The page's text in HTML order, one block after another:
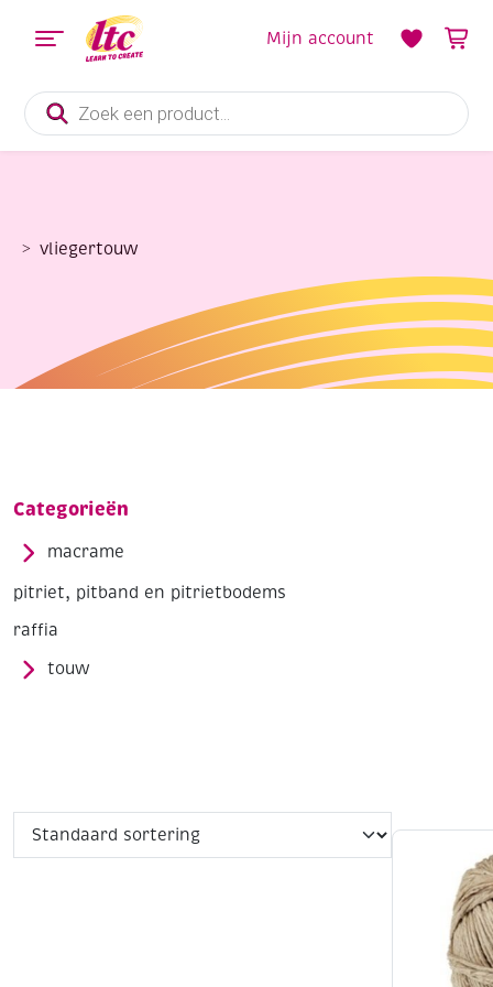
Producten
zoeken
Mijn account
vliegertouw
Categorieën
macrame
pitriet, pitband en pitrietbodems
raffia
touw